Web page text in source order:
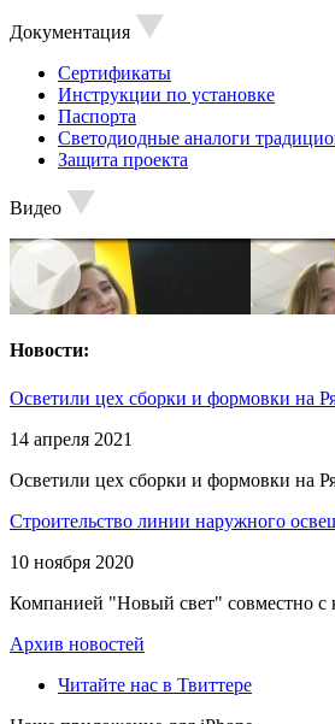
Документация
Сертификаты
Инструкции по установке
Паспорта
Светодиодные аналоги
Защита проекта
Видео
Новости:
Осветили цех сборки и формовки на
14 апреля 2021
Осветили цех сборки и формовки на
Строительство линии наружного
10 ноября 2020
Компанией "Новый свет" совместно с
Архив новостей
Читайте нас в Твиттере